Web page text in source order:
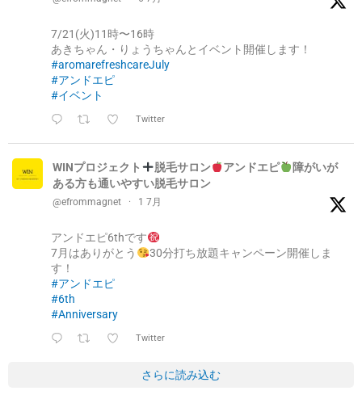
7/21(火)11時〜16時
あきちゃん・りょうちゃんとイベント開催します！
#aromarefreshcareJuly
#アンドエピ
#イベント
Twitter
WINプロジェクト 脱毛サロン アンドエピ
障がいが
ある方も通いやすい脱毛サロン
@efrommagnet · 1 7月
アンドエピ6thです
7月はありがとう
30分打ち放題キャンペーン開催しま
す！
#アンドエピ
#6th
#Anniversary
Twitter
さらに読み込む